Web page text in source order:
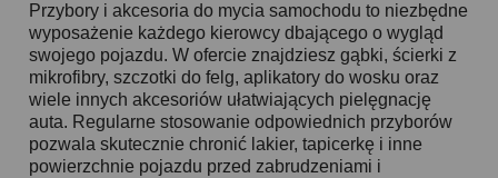
Przybory i akcesoria do mycia samochodu to niezbędne
wyposażenie każdego kierowcy dbającego o wygląd
swojego pojazdu. W ofercie znajdziesz gąbki, ścierki z
mikrofibry, szczotki do felg, aplikatory do wosku oraz
wiele innych akcesoriów ułatwiających pielęgnację
auta. Regularne stosowanie odpowiednich przyborów
pozwala skutecznie chronić lakier, tapicerkę i inne
powierzchnie pojazdu przed zabrudzeniami i